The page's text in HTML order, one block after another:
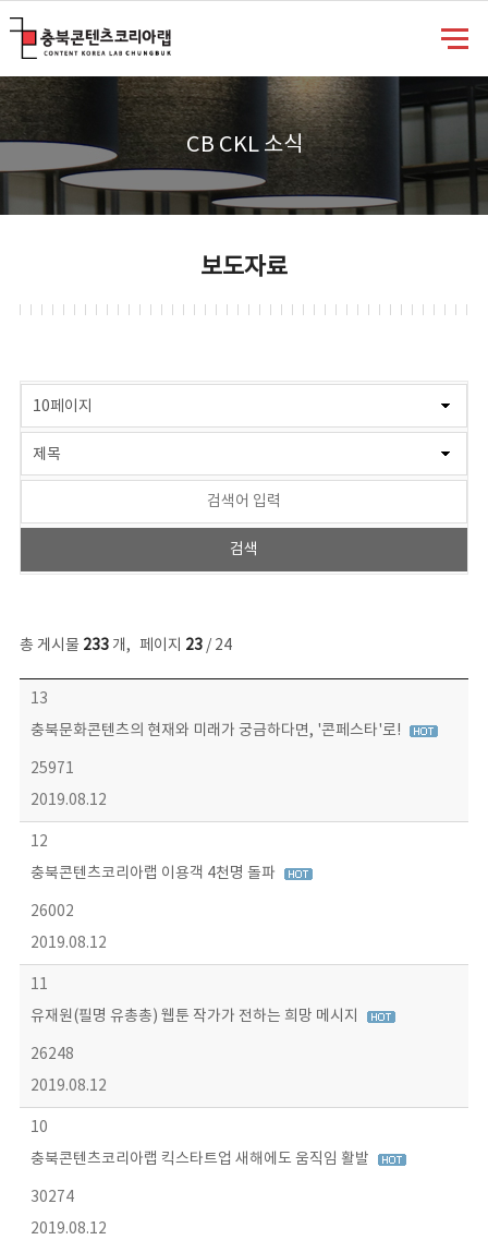
CB CKL 소식
보도자료
총 게시물 233개, 페이지 23/ 24
보도자료 목록 - 번호, 제목, 작성자, 파일, 조회수, 작성일 정보 제공
13
충북문화콘텐츠의 현재와 미래가 궁금하다면, '콘페스타'로!
25971
2019.08.12
12
충북콘텐츠코리아랩 이용객 4천명 돌파
26002
2019.08.12
11
유재원(필명 유총총) 웹툰 작가가 전하는 희망 메시지
26248
2019.08.12
10
충북콘텐츠코리아랩 킥스타트업 새해에도 움직임 활발
30274
2019.08.12